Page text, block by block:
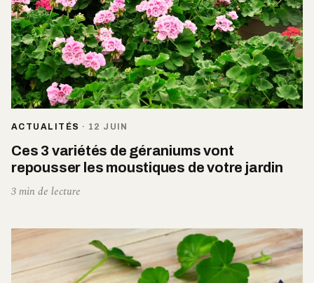
ACTUALITÉS · 12 JUIN
Ces 3 variétés de géraniums vont
repousser les moustiques de votre jardin
3 min de lecture